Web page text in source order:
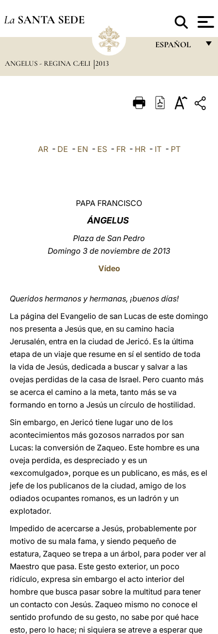
La SANTA SEDE
ESPAÑOL
ITALIANO
ANGELUS - REGINA CÆLI 2013
AR- DE - EN - ES- FR- HR- IT- PT
PAPA FRANCISCO
ÁNGELUS
Plaza de San Pedro
Domingo 3 de noviembre de 2013
Vídeo
Queridos hermanos y hermanas, ¡buenos días!
La página del Evangelio de san Lucas de este domingo
nos presenta a Jesús que, en su camino hacia
Jerusalén, entra en la ciudad de Jericó. Es la última
etapa de un viaje que resume en sí el sentido de toda
la vida de Jesús, dedicada a buscar y salvar a las
ovejas perdidas de la casa de Israel. Pero cuanto más
se acerca el camino a la meta, tanto más se va
formando en torno a Jesús un círculo de hostilidad.
Sin embargo, en Jericó tiene lugar uno de los
acontecimientos más gozosos narrados por san
Lucas: la conversión de Zaqueo. Este hombre es una
oveja perdida, es despreciado y es un
«excomulgado», porque es un publicano, es más, es el
jefe de los publicanos de la ciudad, amigo de los
odiados ocupantes romanos, es un ladrón y un
explotador.
Impedido de acercarse a Jesús, probablemente por
motivo de su mala fama, y siendo pequeño de
estatura, Zaqueo se trepa a un árbol, para poder ver al
Maestro que pasa. Este gesto exterior, un poco
ridículo, expresa sin embargo el acto interior del
hombre que busca pasar sobre la multitud para tener
un contacto con Jesús. Zaqueo mismo no conoce el
sentido profundo de su gesto, no sabe por qué hace
esto, pero lo hace; ni siquiera se atreve a esperar que